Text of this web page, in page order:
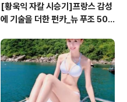
[황욱익 자칼 시승기]프랑스 감성
에 기술을 더한 펀카_뉴 푸조 508